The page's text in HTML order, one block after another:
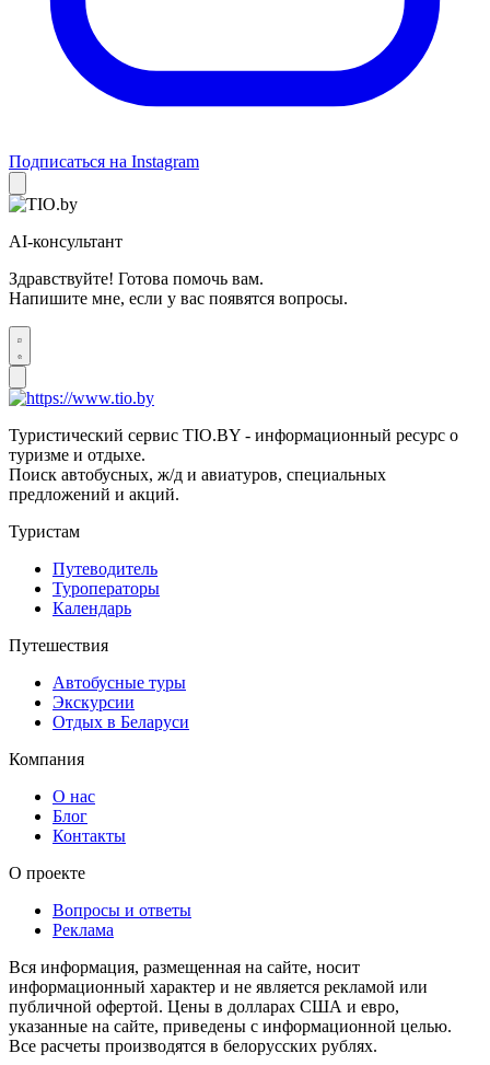
Подписаться на Instagram
AI-консультант
Здравствуйте! Готова помочь вам.
Напишите мне, если у вас появятся вопросы.
Туристический сервис TIO.BY - информационный ресурс о
туризме и отдыхе.
Поиск автобусных, ж/д и авиатуров, специальных
предложений и акций.
Туристам
Путеводитель
Туроператоры
Календарь
Путешествия
Автобусные туры
Экскурсии
Отдых в Беларуси
Компания
О нас
Блог
Контакты
О проекте
Вопросы и ответы
Реклама
Вся информация, размещенная на сайте, носит
информационный характер и не является рекламой или
публичной офертой. Цены в долларах США и евро,
указанные на сайте, приведены с информационной целью.
Все расчеты производятся в белорусских рублях.